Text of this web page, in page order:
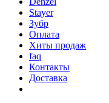
Stayer
Зубр
Оплата
Хиты продаж
faq
Контакты
Доставка